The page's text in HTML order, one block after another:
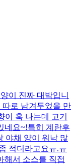
이 진짜 대박입니
따로 남겨두었을 만
훅 나는데 고기
네요~!특히 계란후
야채 양이 워낙 많
적더라고요ㅠ.ㅠ
해서 소스를 직접